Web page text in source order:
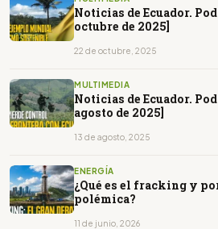
Noticias de Ecuador.
octubre de 2025]
22 de octubre, 2025
MULTIMEDIA
Noticias de Ecuador.
agosto de 2025]
13 de agosto, 2025
ENERGÍA
¿Qué es el fracking y
polémica?
11 de junio, 2026